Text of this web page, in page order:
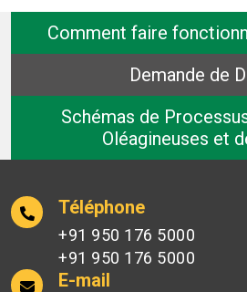
Comment faire
Demande de
Schémas de
Oléagineuses et
Téléphone
+91 950 176 5000
+91 950 176 5000
E-mail